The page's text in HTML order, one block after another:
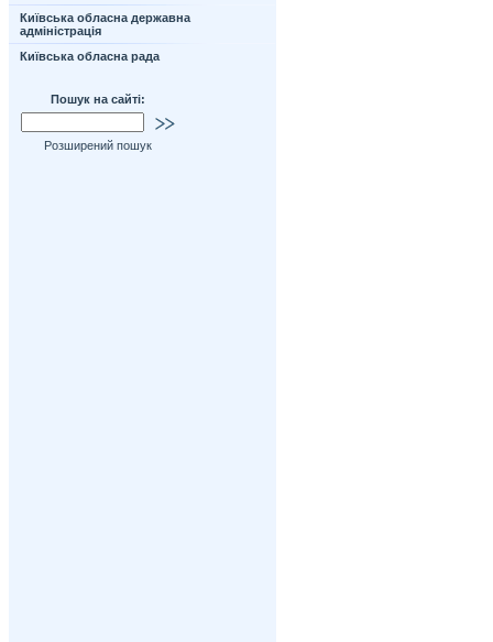
Київська обласна державна
адміністрація
Київська обласна рада
Пошук на сайті:
Розширений пошук